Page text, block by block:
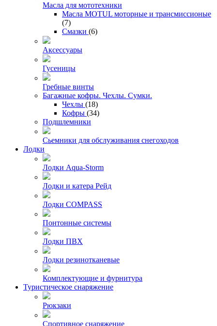
Масла для мототехники
Масла MOTUL моторные и трансмиссионые
(7)
Смазки (6)
Аксессуары
Гусеницы
Гребные винты
Багажные кофры. Чехлы. Сумки.
Чехлы (18)
Кофры (34)
Подшлемники
Сьемники для обслуживания снегоходов
Лодки
Лодки Aqua-Storm
Лодки и катера Рейд
Лодки COMPASS
Понтонные системы
Лодки ПВХ
Лодки резинотканевые
Комплектующие и фурнитура
Туристическое снаряжение
Рюкзаки
Спортивное снаряжение